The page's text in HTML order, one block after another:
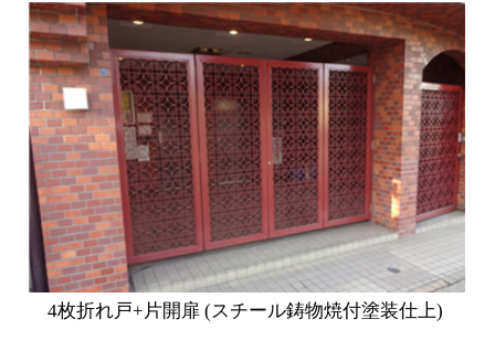
4枚折れ戸+片開扉 (スチール鋳物焼付塗装仕上)